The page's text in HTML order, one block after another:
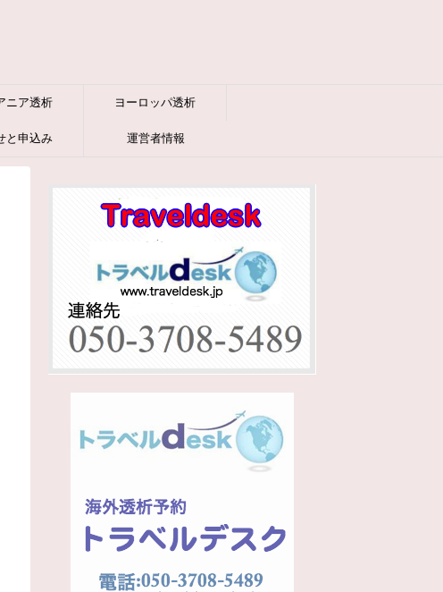
ニア透析 ヨーロッパ透析
と申込み 運営者情報